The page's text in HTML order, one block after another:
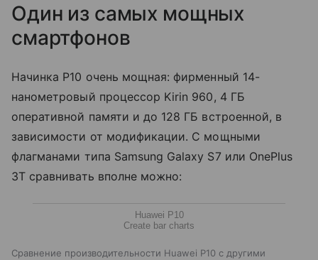
Один из самых мощных
смартфонов
Начинка P10 очень мощная: фирменный 14-
нанометровый процессор Kirin 960, 4 ГБ
оперативной памяти и до 128 ГБ встроенной, в
зависимости от модификации. C мощными
флагманами типа Samsung Galaxy S7 или OnePlus
3T сравнивать вполне можно:
Huawei P10
Create bar charts
Сравнение производительности Huawei P10 с другими